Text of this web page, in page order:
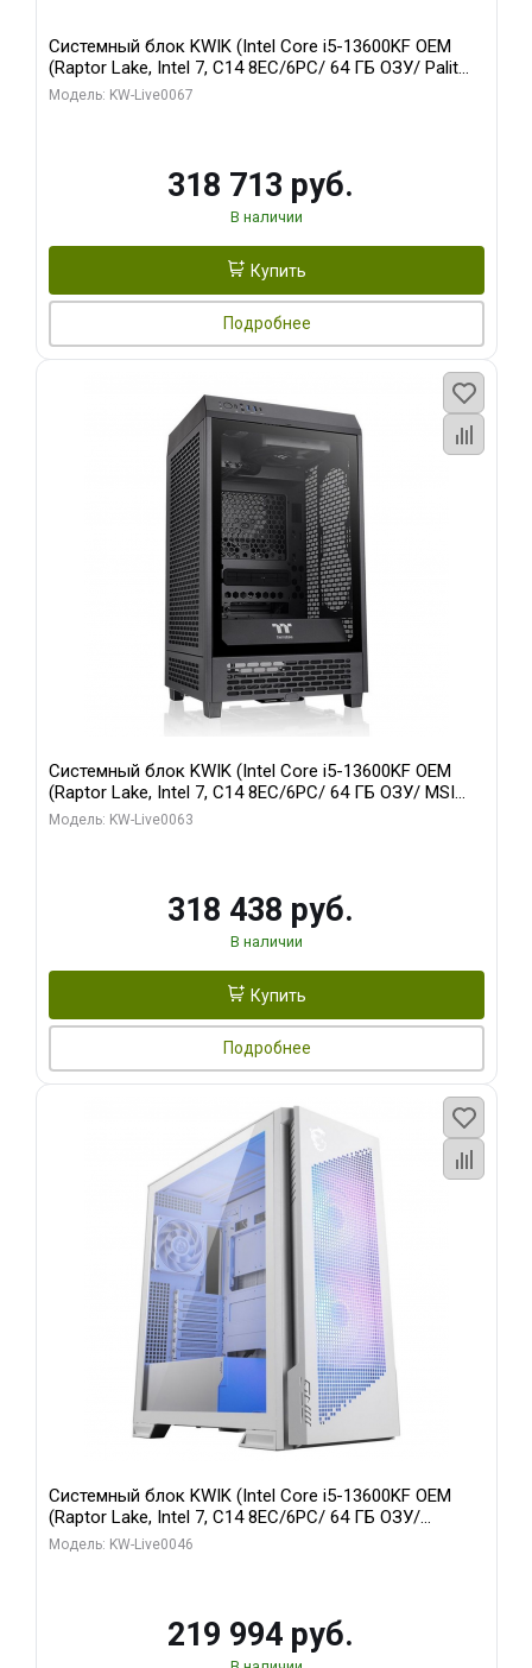
Системный блок KWIK (Intel Core i5-13600KF OEM
(Raptor Lake, Intel 7, C14 8EC/6PC/ 64 ГБ ОЗУ/ Palit
RTX5080 GAMINGPRO OC 16GB GDDR7 256bit 3xDP
Модель: KW-Live0067
318 713 руб.
В наличии
Купить
Подробнее
Системный блок KWIK (Intel Core i5-13600KF OEM
(Raptor Lake, Intel 7, C14 8EC/6PC/ 64 ГБ ОЗУ/ MSI
RTX5080 VENTUS 3X OC 16GB GDDR7 256bit 3xDP
Модель: KW-Live0063
318 438 руб.
В наличии
Купить
Подробнее
Системный блок KWIK (Intel Core i5-13600KF OEM
(Raptor Lake, Intel 7, C14 8EC/6PC/ 64 ГБ ОЗУ/
Gigabyte RTX5060Ti GAMING OC 8GB GDDR7 128bit
Модель: KW-Live0046
219 994 руб.